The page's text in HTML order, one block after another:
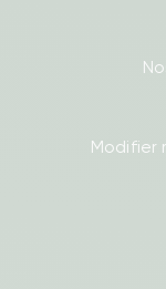
Modifier